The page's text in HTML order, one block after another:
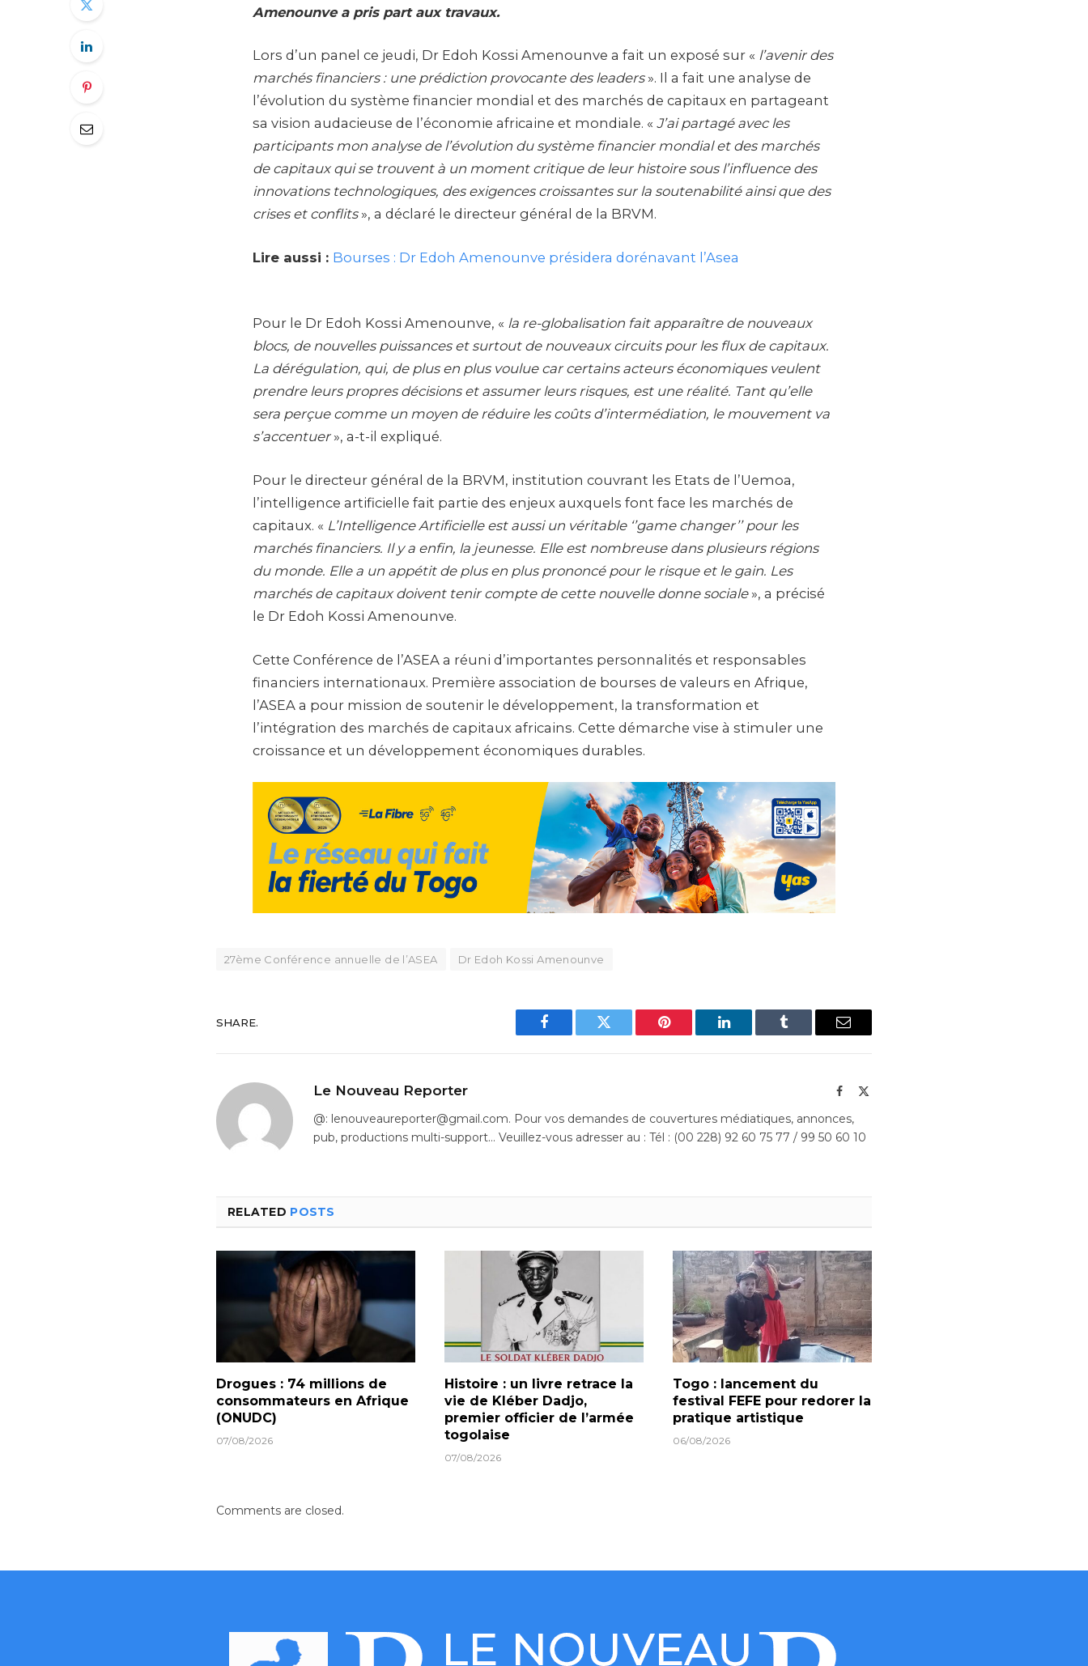
Amenounve a pris part aux travaux.
Lors d’un panel ce jeudi, Dr Edoh Kossi Amenounve a fait un exposé sur « l’avenir des
marchés financiers : une prédiction provocante des leaders ». Il a fait une analyse de
l’évolution du système financier mondial et des marchés de capitaux en partageant
sa vision audacieuse de l’économie africaine et mondiale. « J’ai partagé avec les
participants mon analyse de l’évolution du système financier mondial et des marchés
de capitaux qui se trouvent à un moment critique de leur histoire sous l’influence des
innovations technologiques, des exigences croissantes sur la soutenabilité ainsi que des
crises et conflits», a déclaré le directeur général de la BRVM.
Lire aussi : Bourses : Dr Edoh Amenounve présidera dorénavant l’Asea
Pour le Dr Edoh Kossi Amenounve, « la re-globalisation fait apparaître de nouveaux
blocs, de nouvelles puissances et surtout de nouveaux circuits pour les flux de capitaux.
La dérégulation, qui, de plus en plus voulue car certains acteurs économiques veulent
prendre leurs propres décisions et assumer leurs risques, est une réalité. Tant qu’elle
sera perçue comme un moyen de réduire les coûts d’intermédiation, le mouvement va
s’accentuer», a-t-il expliqué.
Pour le directeur général de la BRVM, institution couvrant les Etats de l’Uemoa,
l’intelligence artificielle fait partie des enjeux auxquels font face les marchés de
capitaux. « L’Intelligence Artificielle est aussi un véritable ‘’game changer’’ pour les
marchés financiers. Il y a enfin, la jeunesse. Elle est nombreuse dans plusieurs régions
du monde. Elle a un appétit de plus en plus prononcé pour le risque et le gain. Les
marchés de capitaux doivent tenir compte de cette nouvelle donne sociale», a précisé
le Dr Edoh Kossi Amenounve.
Cette Conférence de l’ASEA a réuni d’importantes personnalités et responsables
financiers internationaux. Première association de bourses de valeurs en Afrique,
l’ASEA a pour mission de soutenir le développement, la transformation et
l’intégration des marchés de capitaux africains. Cette démarche vise à stimuler une
croissance et un développement économiques durables.
27ème Conférence annuelle de l’ASEA Dr Edoh Kossi Amenounve
SHARE.
Facebook Twitter Pinterest LinkedIn Tumblr Email
Le Nouveau Reporter Facebook
@: lenouveaureporter@gmail.com. Pour vos demandes de couvertures médiatiques, annonces,
pub, productions multi-support… Veuillez-vous adresser au : Tél : (00 228) 92 60 75 77 / 99 50 60 10
RELATED POSTS
Drogues : 74 millions de
consommateurs en Afrique
(ONUDC)
07/08/2026
Histoire : un livre retrace la
vie de Kléber Dadjo,
premier officier de l’armée
togolaise
07/08/2026
Togo : lancement du
festival FEFE pour redorer la
pratique artistique
06/08/2026
Comments are closed.